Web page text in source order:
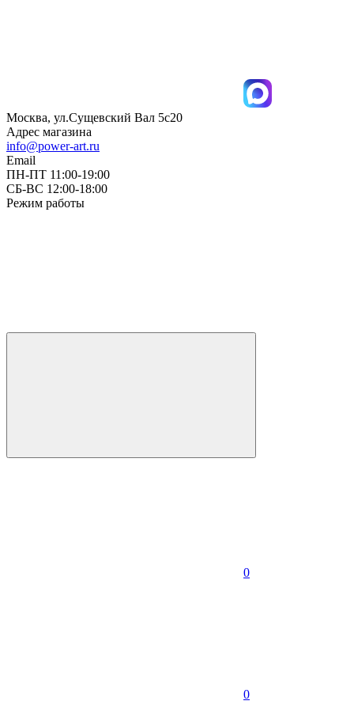
Москва, ул.Сущевский Вал 5с20
Адрес магазина
info@power-art.ru
Email
ПН-ПТ 11:00-19:00
СБ-ВС 12:00-18:00
Режим работы
0
0